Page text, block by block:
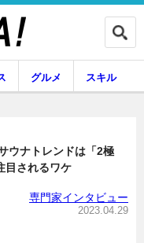
専門家インタビュー
グルメ スキル
ウナトレンドは「2極
目されるワケ
専門家インタビュー
2023.04.29